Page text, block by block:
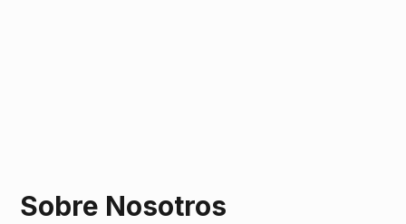
Sobre Nosotros